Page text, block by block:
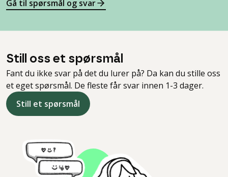
Gå til spørsmål og svar
Still oss et spørsmål
Fant du ikke svar på det du lurer på? Da kan du stille oss
et eget spørsmål. De fleste får svar innen 1-3 dager.
Still et spørsmål